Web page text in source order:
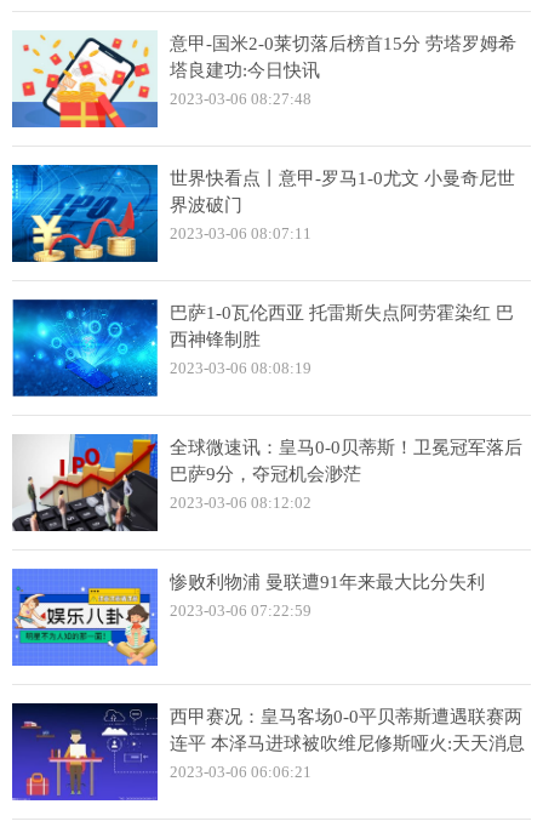
意甲-国米2-0莱切落后榜首15分 劳塔罗姆希
塔良建功:今日快讯
2023-03-06 08:27:48
世界快看点丨意甲-罗马1-0尤文 小曼奇尼世
界波破门
2023-03-06 08:07:11
巴萨1-0瓦伦西亚 托雷斯失点阿劳霍染红 巴
西神锋制胜
2023-03-06 08:08:19
全球微速讯：皇马0-0贝蒂斯！卫冕冠军落后
巴萨9分，夺冠机会渺茫
2023-03-06 08:12:02
惨败利物浦 曼联遭91年来最大比分失利
2023-03-06 07:22:59
西甲赛况：皇马客场0-0平贝蒂斯遭遇联赛两
连平 本泽马进球被吹维尼修斯哑火:天天消息
2023-03-06 06:06:21